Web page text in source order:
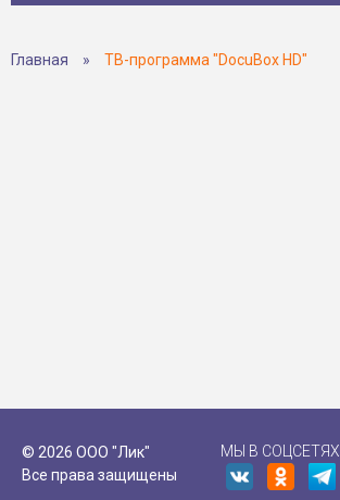
Главная » ТВ-программа "DocuBox HD"
© 2026 ООО "Лик"
Все права защищены
МЫ В СОЦСЕТЯХ